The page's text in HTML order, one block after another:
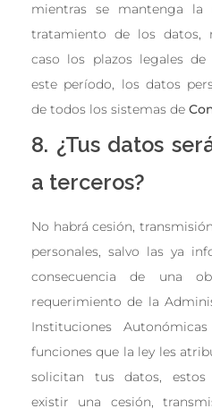
mientras se mantenga
tratamiento de los datos,
caso los plazos legales de
este período, los datos
de todos los sistemas de
8. ¿Tus datos
a terceros?
No habrá cesión,
personales, salvo las ya
consecuencia de una
requerimiento de la
Instituciones
funciones que la ley les
solicitan tus datos, estos
existir una cesión,